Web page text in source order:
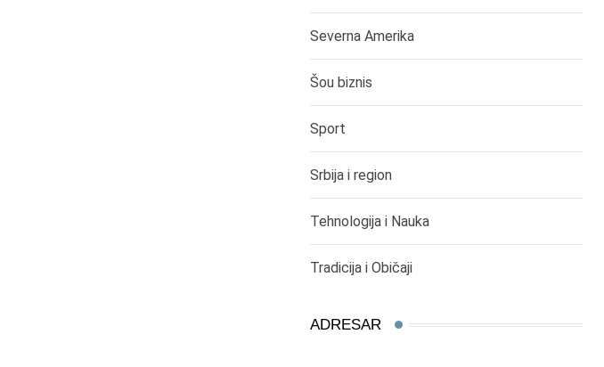
Severna Amerika
Šou biznis
Sport
Srbija i region
Tehnologija i Nauka
Tradicija i Običaji
ADRESAR